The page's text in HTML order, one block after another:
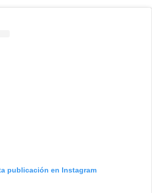
publicación en Instagram